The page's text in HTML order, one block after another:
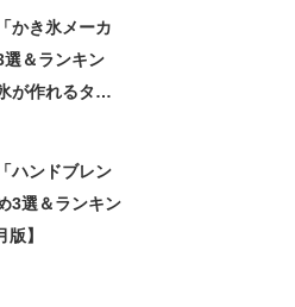
かき氷メーカ
選＆ランキン
が作れるタイ
ハンドブレン
3選＆ランキン
】